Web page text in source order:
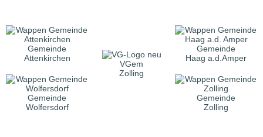
Gemeinde
Attenkirchen
VGem
Zolling
Gemeinde
Haag a.d.Amper
Gemeinde
Wolfersdorf
Gemeinde
Zolling